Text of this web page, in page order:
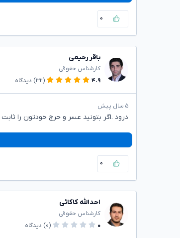
۰
باقر رحیمی
کارشناس حقوقی
۴.۹
(۳۲) دیدگاه
۵ سال پیش
درود .اگر بتونید عسر و حرج خودتون را
۰
احدالله کاکائی
کارشناس حقوقی
۰
(۰) دیدگاه